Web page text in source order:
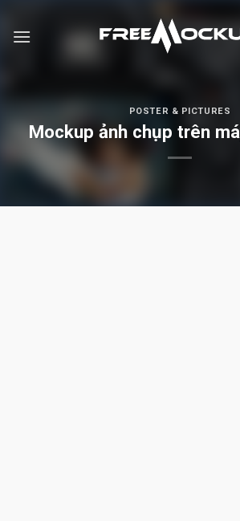
POSTER & PICTURES
Mockup ảnh chụp trên